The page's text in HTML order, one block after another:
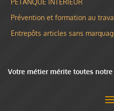
Prévention et formation au
Entrepôts articles sans
Votre métier mérite toutes